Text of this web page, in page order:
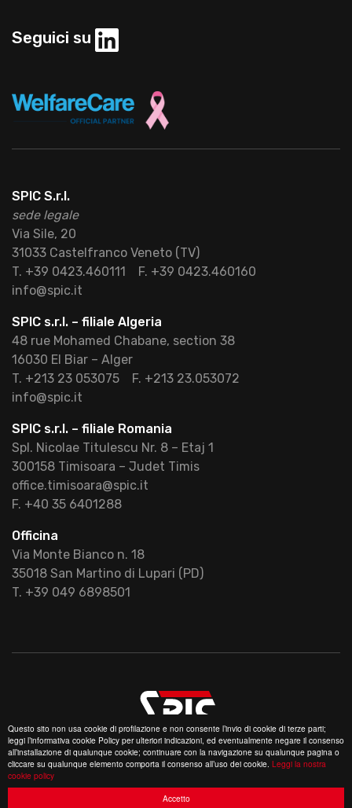
Accetto
Questo sito non usa cookie di profilazione e non consente l’invio di cookie di terze parti;
leggi l’informativa cookie Policy per ulteriori indicazioni, ed eventualmente negare il consenso
all’installazione di qualunque cookie; continuare con la navigazione su qualunque pagina o
cliccare su qualunque elemento comporta il consenso all’uso dei cookie. Leggi la nostra
cookie policy
Seguici su
SPIC S.r.l.
sede legale
Via Sile, 20
31033 Castelfranco Veneto (TV)
T. +39 0423.460111
F. +39 0423.460160
info@spic.it
SPIC s.r.l. – filiale Algeria
48 rue Mohamed Chabane, section 38
16030 El Biar – Alger
T. +213 23 053075 F. +213 23.053072
info@spic.it
SPIC s.r.l. – filiale Romania
Spl. Nicolae Titulescu Nr. 8 – Etaj 1
300158 Timisoara – Judet Timis
office.timisoara@spic.it
F. +40 35 6401288
Officina
Via Monte Bianco n. 18
35018 San Martino di Lupari (PD)
T. +39 049 6898501
© 2020 Spic srl - Tutti i diritti riservati |Privacy
policy|Cookie policy